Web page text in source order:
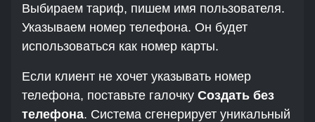
Выбираем тариф, пишем имя пользователя.
Указываем номер телефона. Он будет
использоваться как номер карты.
Если клиент не хочет указывать номер
телефона, поставьте галочку Создать без
телефона. Система сгенерирует уникальный